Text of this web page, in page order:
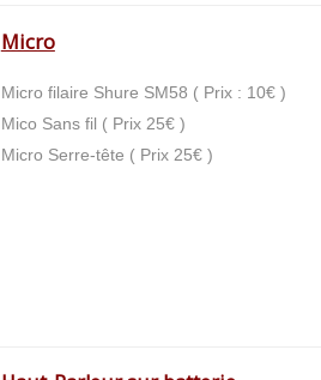
Micro
Micro filaire Shure SM58 ( Prix : 10€ )
Mico Sans fil ( Prix 25€ )
Micro Serre-tête ( Prix 25€ )